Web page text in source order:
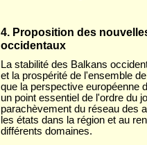
4. Proposition des
occidentaux
La stabilité des Balkans
et la prospérité de l'ensemble
que la perspective européenne
un point essentiel de l'ordre du
parachèvement du réseau des
les états dans la région et au
différents domaines.